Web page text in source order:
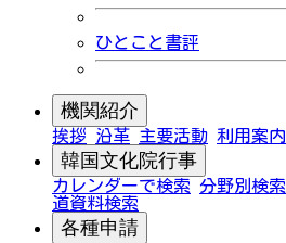
ひとこと書評
機関紹介
挨拶 沿革 主要活動 利用案内
韓国文化院行事
カレンダーで検索 分野別検索
道資料検索
各種申請